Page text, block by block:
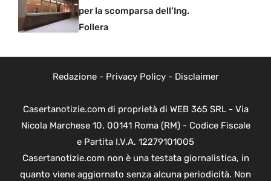
per la scomparsa dell’Ing.
Follera
Redazione- Privacy Policy- Disclaimer
Casertanotizie.com di proprietà di WEB 365 SRL - Via
Nicola Marchese 10, 00141 Roma (RM) - Codice Fiscale
e Partita I.V.A. 12279101005
Casertanotizie.com non è una testata giornalistica, in
quanto viene aggiornato senza alcuna periodicità. Non